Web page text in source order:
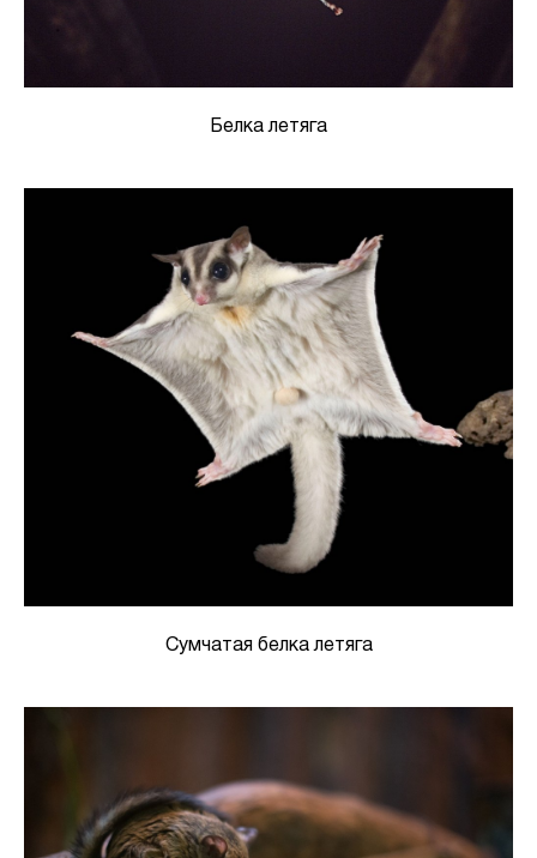
Белка летяга
Сумчатая белка летяга